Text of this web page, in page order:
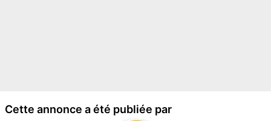
Cette annonce a été publiée par